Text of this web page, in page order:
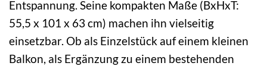
Entspannung. Seine kompakten Maße (BxHxT:
55,5 x 101 x 63 cm) machen ihn vielseitig
einsetzbar. Ob als Einzelstück auf einem kleinen
Balkon, als Ergänzung zu einem bestehenden